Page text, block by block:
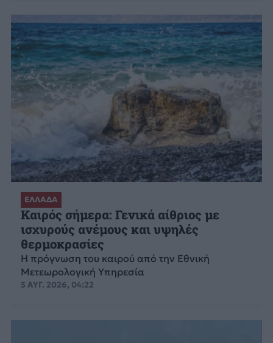
ΕΛΛΑΔΑ
Καιρός σήμερα: Γενικά αίθριος με
ισχυρούς ανέμους και υψηλές
θερμοκρασίες
Η πρόγνωση του καιρού από την Εθνική
Μετεωρολογική Υπηρεσία
5 ΑΥΓ. 2026, 04:22